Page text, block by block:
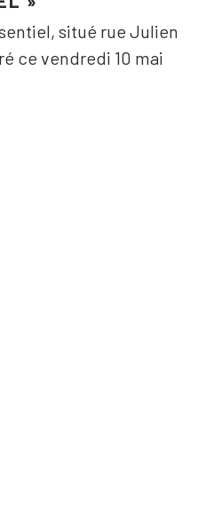
situé rue Julien
ce vendredi 10 mai